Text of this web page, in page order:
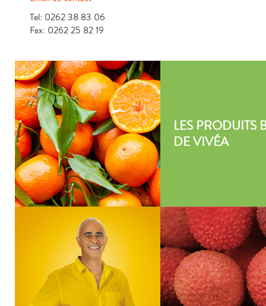
Tel: 0262 38 83 06
Fax: 0262 25 82 19
LES PRODUITS
DE VIVÉA